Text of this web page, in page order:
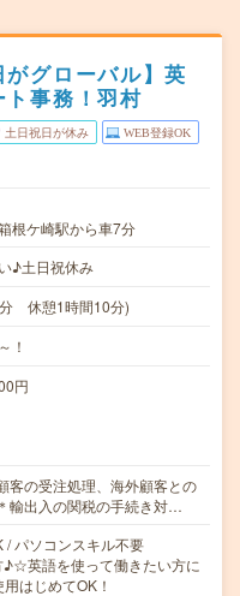
がグローバル】英
事務！羽村
土日祝日が休み WEB登録OK
根ケ崎駅から車7分
♪土日祝休み
休憩1時間10分)
！
円
の受注処理、海外顧客との
輸出入の関税の手続き対…
/ パソコンスキル不要
英語を使って働きたい方に
はじめてOK！